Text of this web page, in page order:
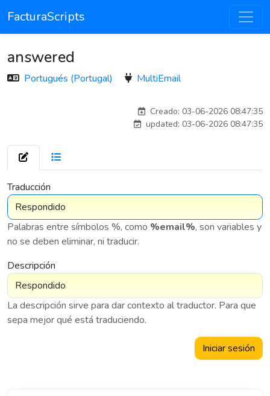
FacturaScripts
answered
Portugués (Portugal) MultiEmail
Creado: 03-06-2026 08:47:35
updated: 03-06-2026 08:47:35
Traducción
Palabras entre símbolos %, como %email%, son variables y
no se deben eliminar, ni traducir.
Descripción
La descripción sirve para dar contexto al traductor. Para que
sepa mejor qué está traduciendo.
Iniciar sesión